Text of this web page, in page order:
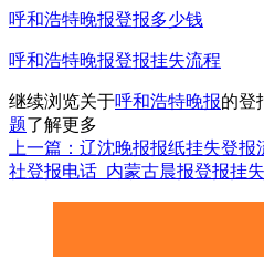
呼和浩特晚报登报多少钱
呼和浩特晚报登报挂失流程
继续浏览关于呼和浩特晚报的登
题了解更多
上一篇：辽沈晚报报纸挂失登报
社登报电话_内蒙古晨报登报挂